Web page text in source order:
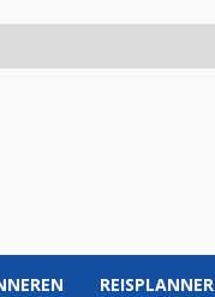
REISPLANNER